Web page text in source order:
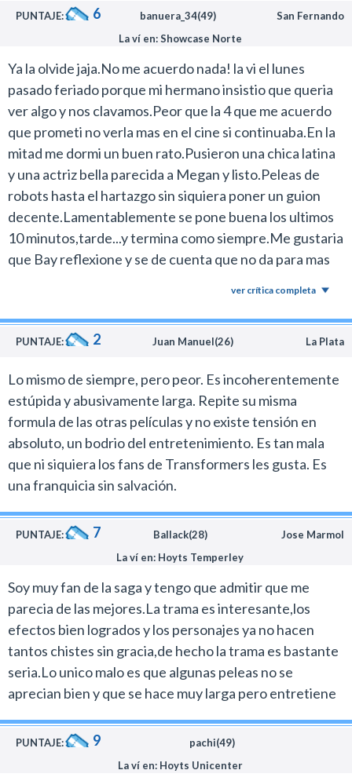
Binks de Star Wars sea una creación de Shakespeare.
Si a esto le sumamos la presencia inexplicable de nazis y
un tratamiento idiota y ridículo del mito artúrico se
pueden hacer una idea del nivel de lobotomía
audiovisual que ofrece este estreno.
Transformers con la visión mediocre de Michael Bay no
da para más. La única manera que tienen los robots de
ser redimidos en el cine es con un cineasta diferente
que al menos tenga una mínima simpatía por el
concepto de la franquicia.
En resumen, una producción horrenda con la que no
vale la pena desperdiciar una entrada de cine.
PUNTAJE: 6 banuera_34(49)
San Fernando
La ví en: Showcase Norte
Ya la olvide jaja.No me acuerdo nada! la vi el lunes
pasado feriado porque mi hermano insistio que queria
ver algo y nos clavamos.Peor que la 4 que me acuerdo
que prometi no verla mas en el cine si continuaba.En la
mitad me dormi un buen rato.Pusieron una chica latina
y una actriz bella parecida a Megan y listo.Peleas de
robots hasta el hartazgo sin siquiera poner un guion
decente.Lamentablemente se pone buena los ultimos
10 minutos,tarde...y termina como siempre.Me gustaria
que Bay reflexione y se de cuenta que no da para mas
ACTORES SOMOS PROSTITUTAS...un 6.Regular para
MALA.
ver crítica completa
PUNTAJE: 2 Juan Manuel(26) La Plata
Lo mismo de siempre, pero peor. Es incoherentemente
estúpida y abusivamente larga. Repite su misma
formula de las otras películas y no existe tensión en
absoluto, un bodrio del entretenimiento. Es tan mala
que ni siquiera los fans de Transformers les gusta. Es
una franquicia sin salvación.
PUNTAJE: 7 Ballack(28)
Jose Marmol
La ví en: Hoyts Temperley
Soy muy fan de la saga y tengo que admitir que me
parecia de las mejores.La trama es interesante,los
efectos bien logrados y los personajes ya no hacen
tantos chistes sin gracia,de hecho la trama es bastante
seria.Lo unico malo es que algunas peleas no se
aprecian bien y que se hace muy larga pero entretiene
PUNTAJE: 9
pachi(49)
La ví en: Hoyts Unicenter